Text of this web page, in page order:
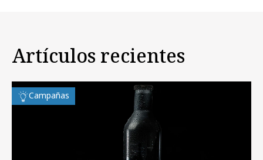
Artículos recientes
Campañas